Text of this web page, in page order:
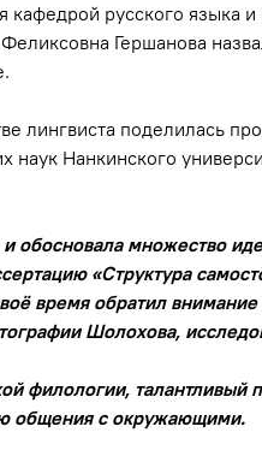
русского языка
Гершанова
лингвиста поделилась
наук Нанкинского
обосновала множество
«Структура
время обратил
Шолохова,
филологии, талантливый
общения с окружающими.